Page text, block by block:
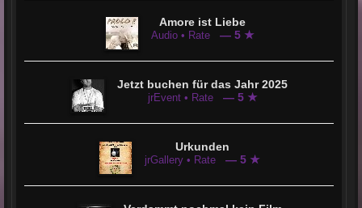
Amore ist Liebe
Audio • Rate — 5 ★
Jetzt buchen für das Jahr 2025
jrEvent • Rate — 5 ★
Urkunden
jrGallery • Rate — 5 ★